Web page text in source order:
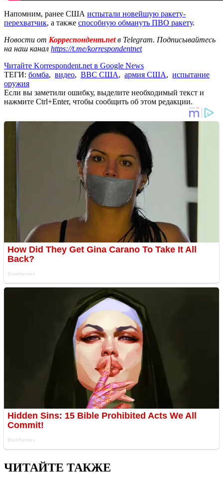
Напомним, ранее США испытали новейшую ракету-
перехватчик, а также способную обмануть ПВО ракету.
Новости от Корреспондент.netв Telegram. Подписывайтесь
на наш канал https://t.me/korrespondentnet
Читайте Korrespondent.net в Google News
ТЕГИ: бомба, видео, ВВС США, армия США, испытание
оружия
Если вы заметили ошибку, выделите необходимый текст и
нажмите Ctrl+Enter, чтобы сообщить об этом редакции.
ЧИТАЙТЕ ТАКЖЕ